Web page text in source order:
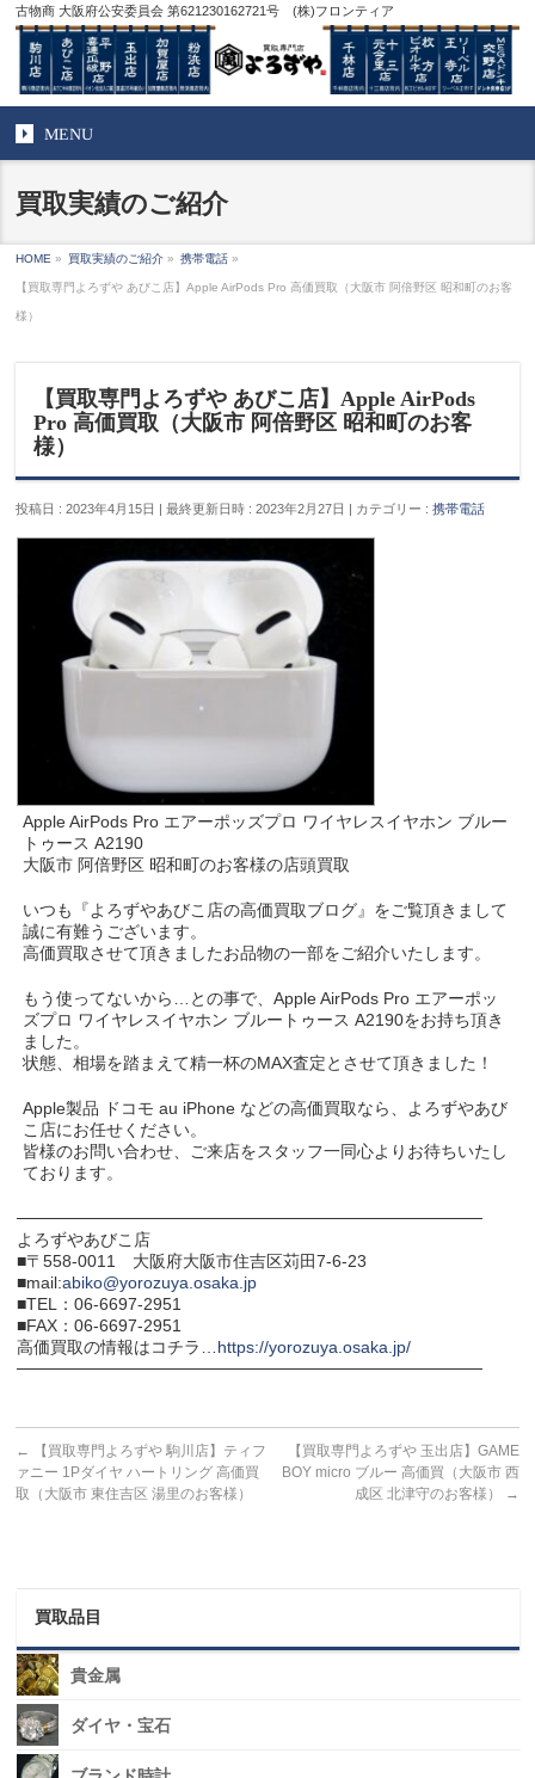
古物商 大阪府公安委員会 第621230162721号 (株)フロンティア
MENU
買取実績のご紹介
HOME » 買取実績のご紹介 » 携帯電話 »
【買取専門よろずや あびこ店】Apple AirPods Pro 高価買取（大阪市 阿倍野区 昭和町のお客
様）
【買取専門よろずや あびこ店】Apple AirPods
Pro 高価買取（大阪市 阿倍野区 昭和町のお客
様）
投稿日 : 2023年4月15日 最終更新日時 : 2023年2月27日 カテゴリー :携帯電話
Apple AirPods Pro エアーポッズプロ ワイヤレスイヤホン ブルー
トゥース A2190
大阪市 阿倍野区 昭和町のお客様の店頭買取
いつも『よろずやあびこ店の高価買取ブログ』をご覧頂きまして
誠に有難うございます。
高価買取させて頂きましたお品物の一部をご紹介いたします。
もう使ってないから…との事で、Apple AirPods Pro エアーポッ
ズプロ ワイヤレスイヤホン ブルートゥース A2190をお持ち頂き
ました。
状態、相場を踏まえて精一杯のMAX査定とさせて頂きました！
Apple製品 ドコモ au iPhone などの高価買取なら、よろずやあび
こ店にお任せください。
皆様のお問い合わせ、ご来店をスタッフ一同心よりお待ちいたし
ております。
───────────────────────────────────────
よろずやあびこ店
■〒558-0011 大阪府大阪市住吉区苅田7-6-23
■mail:abiko@yorozuya.osaka.jp
■TEL：06-6697-2951
■FAX：06-6697-2951
高価買取の情報はコチラ… https://yorozuya.osaka.jp/
───────────────────────────────────────
←
【買取専門よろずや 駒川店】ティフ
ァニー 1Pダイヤ ハートリング 高価買
取（大阪市 東住吉区 湯里のお客様）
【買取専門よろずや 玉出店】GAME
BOY micro ブルー 高価買（大阪市 西
成区 北津守のお客様）
→
買取品目
貴金属
ダイヤ・宝石